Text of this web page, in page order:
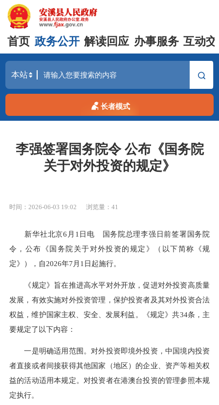
首页 政务公开 解读回应 办事服务 互动
长者模式
李强签署国务院令 公布《国务院
关于对外投资的规定》
时间：2026-06-03 19:02 浏览量： 41
新华社北京6月1日电 国务院总理李强日前签署国务院
令，公布《国务院关于对外投资的规定》（以下简称《规
定》），自2026年7月1日起施行。
《规定》旨在推进高水平对外开放，促进对外投资高质量
发展，有效实施对外投资管理，保护投资者及其对外投资合法
权益，维护国家主权、安全、发展利益。《规定》共34条，主
要规定了以下内容：
一是明确适用范围。对外投资即境外投资，中国境内投资
者直接或者间接获得其他国家（地区）的企业、资产等相关权
益的活动适用本规定。对投资者在港澳台投资的管理参照本规
定执行。